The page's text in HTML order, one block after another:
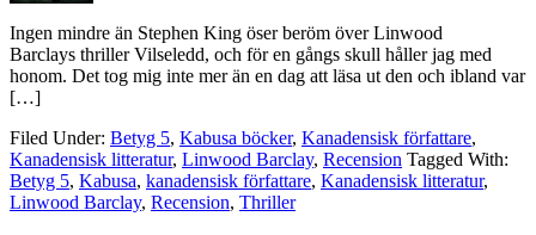
Ingen mindre än Stephen King öser beröm över Linwood
Barclays thriller Vilseledd, och för en gångs skull håller jag med
honom. Det tog mig inte mer än en dag att läsa ut den och ibland var
[…]
Filed Under: Betyg 5, Kabusa böcker, Kanadensisk författare,
Kanadensisk litteratur, Linwood Barclay, Recension Tagged With:
Betyg 5, Kabusa, kanadensisk författare, Kanadensisk litteratur,
Linwood Barclay, Recension, Thriller